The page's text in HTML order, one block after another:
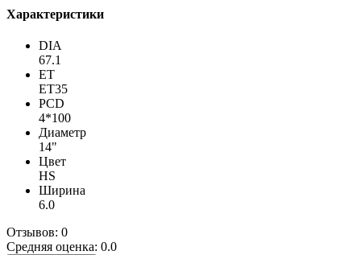
Характеристики
DIA
67.1
ET
ET35
PCD
4*100
Диаметр
14"
Цвет
HS
Ширина
6.0
Отзывов: 0
Средняя оценка: 0.0